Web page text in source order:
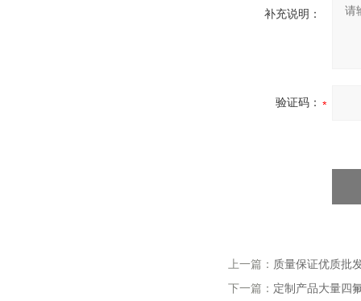
补充说明：
验证码：
上一篇： 质量保证优质批
下一篇： 定制产品大量四